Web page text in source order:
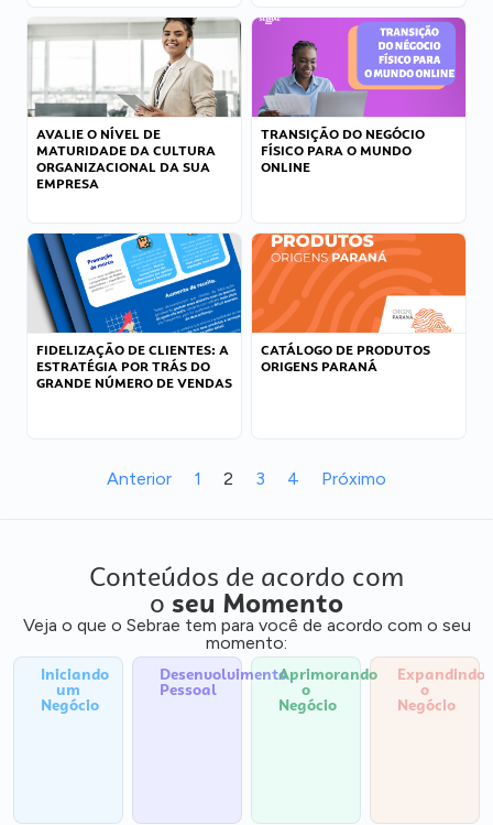
AVALIE O NÍVEL DE
MATURIDADE DA CULTURA
ORGANIZACIONAL DA SUA
EMPRESA
TRANSIÇÃO DO NEGÓCIO
FÍSICO PARA O MUNDO
ONLINE
FIDELIZAÇÃO DE CLIENTES: A
ESTRATÉGIA POR TRÁS DO
GRANDE NÚMERO DE VENDAS
CATÁLOGO DE PRODUTOS
ORIGENS PARANÁ
Anterior 1 2 3 4 Próximo
Conteúdos de acordo com
o seu Momento
Veja o que o Sebrae tem para você de acordo com o seu
momento:
Iniciando
um
Negócio
Desenvolvimento
Pessoal
Aprimorando
o
Negócio
Expandindo
o
Negócio